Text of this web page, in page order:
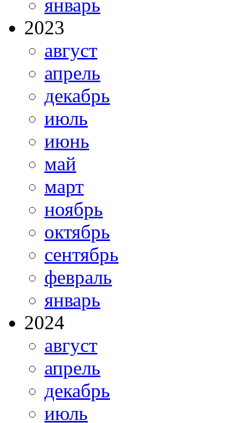
январь
2023
август
апрель
декабрь
июль
июнь
май
март
ноябрь
октябрь
сентябрь
февраль
январь
2024
август
апрель
декабрь
июль